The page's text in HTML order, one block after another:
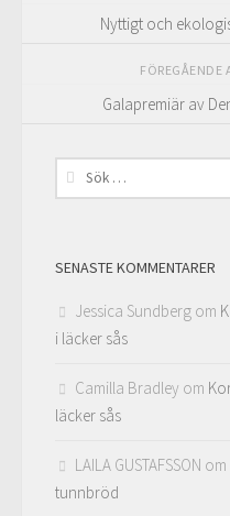
Nyttigt och
FÖREGÅENDE
Galapremiär av
Sök
efter:
SENASTE KOMMENTARER
Jessica Sundberg om
i läcker sås
Camilla Bradley om
läcker sås
LAILA GUSTAFSSON om
tunnbröd